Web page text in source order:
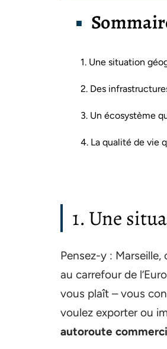
1. Une situation
2. Des
3. Un écosystème
4. La qualité de vie
1. Une
Pensez-y : Marseille,
au carrefour de
vous plaît – vous
voulez exporter ou
autoroute